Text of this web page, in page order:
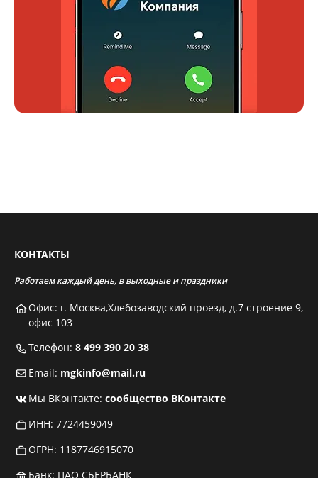
КОНТАКТЫ
Работаем каждый день, в выходные и праздники
Офис: г. Москва,Хлебозаводский проезд, д.7 строение 9,
офис 103
Телефон: 8 499 390 20 38
Email: mgkinfo@mail.ru
Мы ВКонтакте: сообщество ВКонтакте
ИНН: 7724459049
ОГРН: 1187746915070
Банк: ПАО СБЕРБАНК